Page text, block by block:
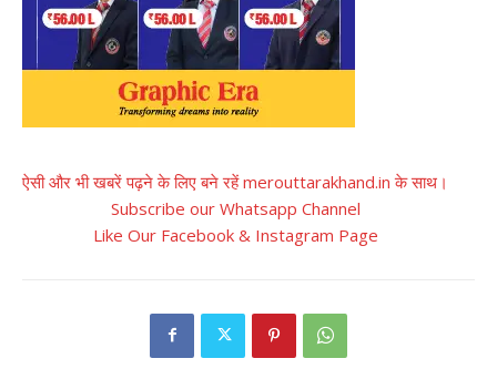
ऐसी और भी खबरें पढ़ने के लिए बने रहें merouttarakhand.in के साथ।
Subscribe our Whatsapp Channel
Like Our Facebook & Instagram Page